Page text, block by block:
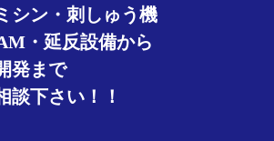
・刺しゅう機
延反設備から
まで
さい！！